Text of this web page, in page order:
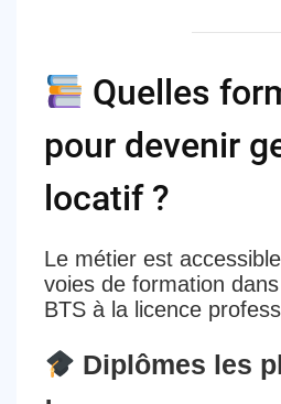
Quelles
pour devenir
locatif ?
Le métier est
voies de formation dans
BTS à la licence
Diplômes les